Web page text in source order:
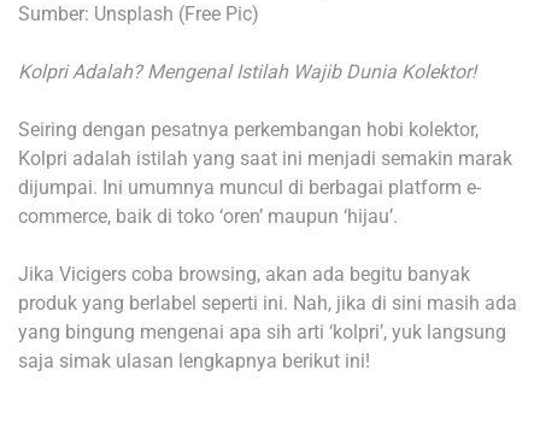
Sumber: Unsplash (Free Pic)
Kolpri Adalah? Mengenal Istilah Wajib Dunia Kolektor!
Seiring dengan pesatnya perkembangan hobi kolektor,
Kolpri adalah istilah yang saat ini menjadi semakin marak
dijumpai. Ini umumnya muncul di berbagai platform e-
commerce, baik di toko ‘oren’ maupun ‘hijau’.
Jika Vicigers coba browsing, akan ada begitu banyak
produk yang berlabel seperti ini. Nah, jika di sini masih ada
yang bingung mengenai apa sih arti ‘kolpri’, yuk langsung
saja simak ulasan lengkapnya berikut ini!